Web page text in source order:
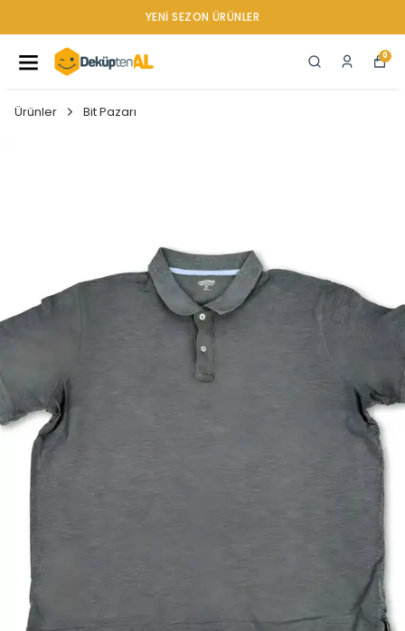
YENI SEZON ÜRÜNLER
0
Ürünler Bit Pazarı